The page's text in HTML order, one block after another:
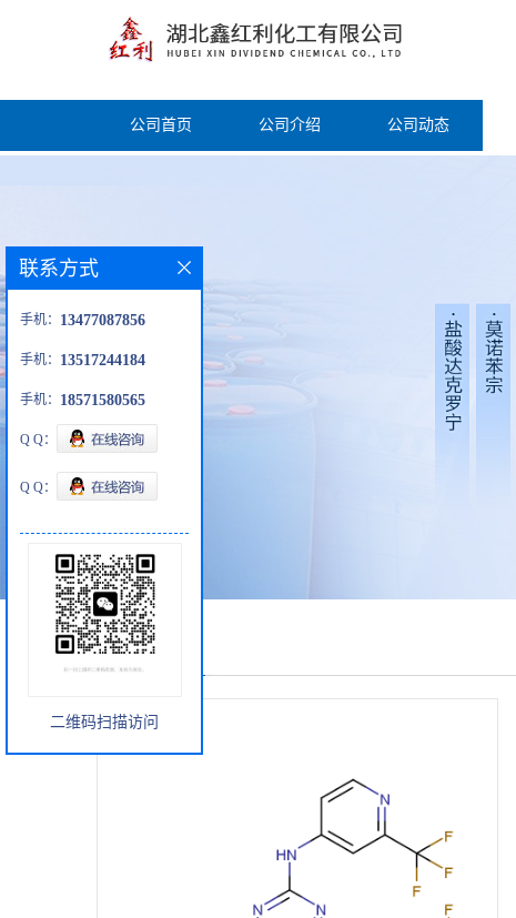
公司首页 公司介绍 公司动态
产品展厅
联系方式
手机： 13477087856
手机： 13517244184
手机： 18571580565
Q Q：
Q Q：
二维码扫描访问